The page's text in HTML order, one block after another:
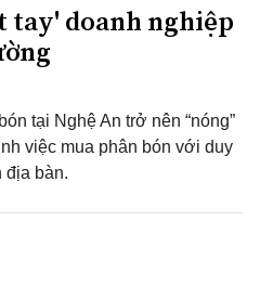
tay' doanh nghiệp
tại Nghệ An trở nên “nóng”
việc mua phân bón với duy
địa bàn.